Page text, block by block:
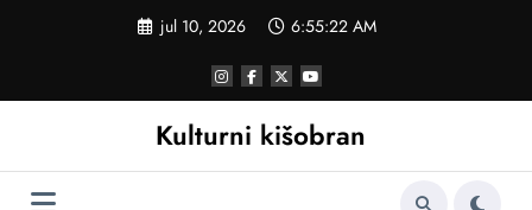
jul 10, 2026 6:55:23 AM
Kulturni kišobran